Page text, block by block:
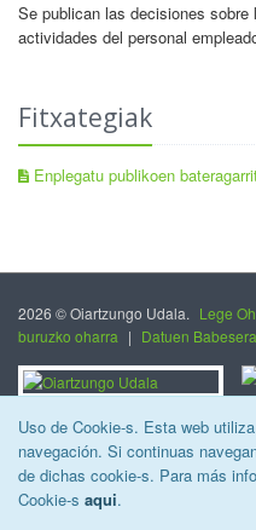
Uso de Cookie-s. Esta web
navegación. Si continuas
de dichas cookie-s. Para más
Cookie-s aqui.
Se publican las decisiones
actividades del personal
Fitxategiak
Enplegatu publikoen
2026 © Oiartzungo Udala. Lege
buruzko oharra | Datuen